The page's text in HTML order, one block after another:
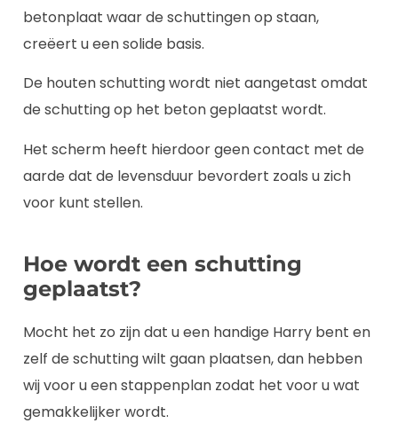
betonplaat waar de schuttingen op staan,
creëert u een solide basis.
De houten schutting wordt niet aangetast omdat
de schutting op het beton geplaatst wordt.
Het scherm heeft hierdoor geen contact met de
aarde dat de levensduur bevordert zoals u zich
voor kunt stellen.
Hoe wordt een schutting
geplaatst?
Mocht het zo zijn dat u een handige Harry bent en
zelf de schutting wilt gaan plaatsen, dan hebben
wij voor u een stappenplan zodat het voor u wat
gemakkelijker wordt.